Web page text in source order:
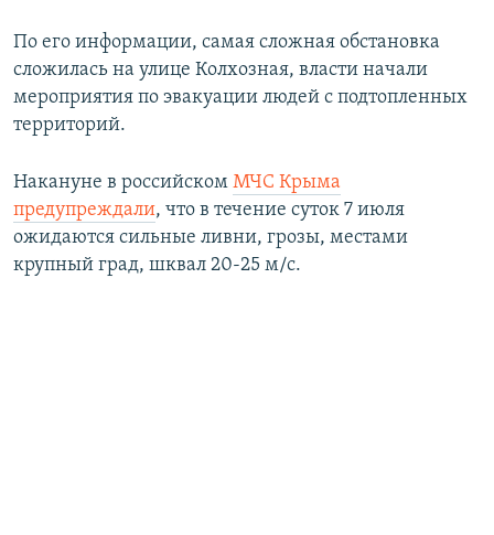
По его информации, самая сложная обстановка
сложилась на улице Колхозная, власти начали
мероприятия по эвакуации людей с подтопленных
территорий.
Накануне в российском МЧС Крыма
предупреждали, что в течение суток 7 июля
ожидаются сильные ливни, грозы, местами
крупный град, шквал 20-25 м/с.